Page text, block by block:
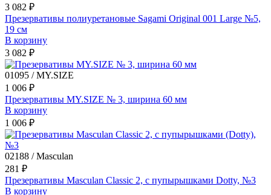
3 082 ₽
Презервативы полиуретановые Sagami Original 001 Large №5,
19 см
В корзину
3 082 ₽
01095 / MY.SIZE
1 006 ₽
Презервативы MY.SIZE № 3, ширина 60 мм
В корзину
1 006 ₽
02188 / Masculan
281 ₽
Презервативы Masculan Classic 2, с пупырышками Dotty, №3
В корзину